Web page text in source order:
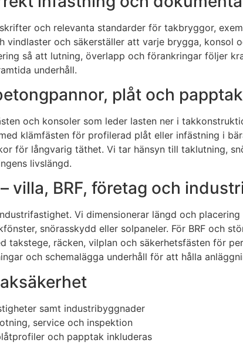
och relevanta standarder för takbryggor,
och säkerställer att varje brygga, konsol
så att lutning, överlapp och förankringar följer
underhåll.
plåt och papptak
och konsoler som leder lasten ner i
klämfästen för profilerad plåt eller infästning i
för långvarig täthet. Vi tar hänsyn till taklutning,
livslängd.
villa, BRF, företag och
Vi dimensionerar längd och
snörasskydd eller solpaneler. För BRF och
räcken, vilplan och säkerhetsfästen för
och schemalägga underhåll för att hålla
samt industribyggnader
service och inspektion
och papptak inkluderas